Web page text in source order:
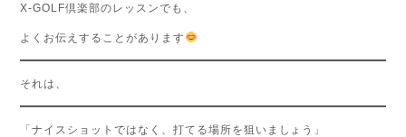
X-GOLF倶楽部のレッスンでも、
よくお伝えすることがあります
それは、
「ナイスショットではなく、打てる場所を狙いましょう」